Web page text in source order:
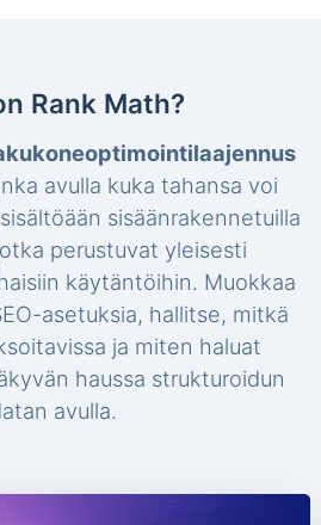
Rank Math?
avulla kuka tahansa voi
sisäänrakennetuilla
perustuvat yleisesti
käytäntöihin. Muokkaa
asetuksia, hallitse, mitkä
ja miten haluat
haussa strukturoidun
avulla.